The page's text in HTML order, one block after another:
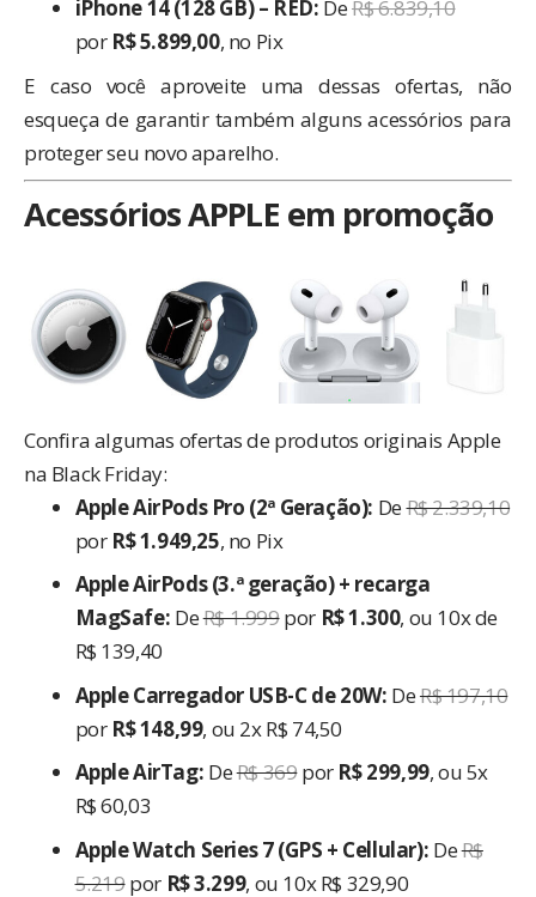
iPhone 14 (128 GB) – RED: DeR$ 6.839,10
por R$ 5.899,00, no Pix
E caso você aproveite uma dessas ofertas, não
esqueça de garantir também alguns acessórios para
proteger seu novo aparelho.
Acessórios APPLE em promoção
Confira algumas ofertas de produtos originais Apple
na Black Friday:
Apple AirPods Pro (2ª Geração): DeR$ 2.339,10
por R$ 1.949,25, no Pix
Apple AirPods (3.ª geração) + recarga
MagSafe: DeR$ 1.999por R$ 1.300, ou 10x de
R$ 139,40
Apple Carregador USB-C de 20W: DeR$ 197,10
por R$ 148,99, ou 2x R$ 74,50
Apple AirTag: DeR$ 369por R$ 299,99, ou 5x
R$ 60,03
Apple Watch Series 7 (GPS + Cellular): DeR$
5.219por R$ 3.299, ou 10x R$ 329,90